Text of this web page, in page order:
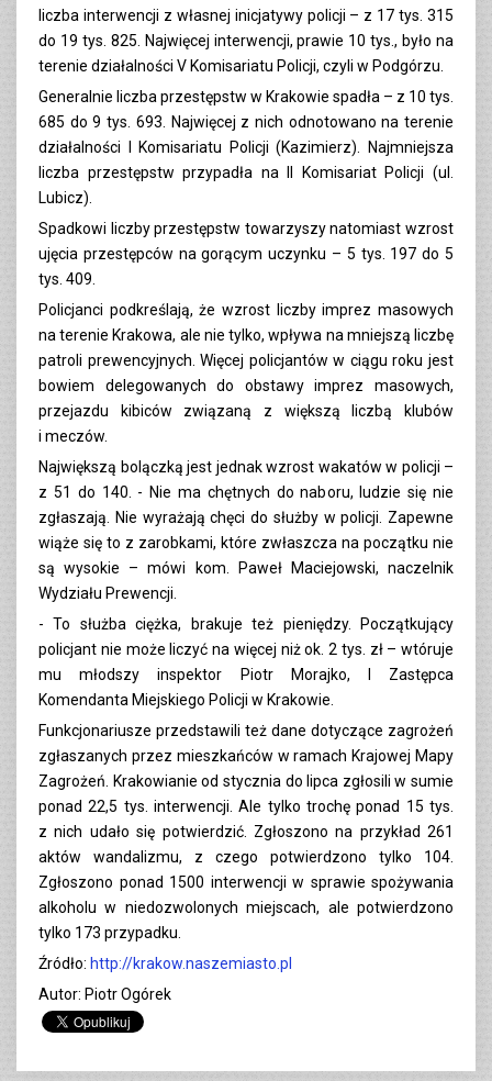
liczba interwencji z własnej inicjatywy policji – z 17 tys. 315
do 19 tys. 825. Najwięcej interwencji, prawie 10 tys., było na
terenie działalności V Komisariatu Policji, czyli w Podgórzu.
Generalnie liczba przestępstw w Krakowie spadła – z 10 tys.
685 do 9 tys. 693. Najwięcej z nich odnotowano na terenie
działalności I Komisariatu Policji (Kazimierz). Najmniejsza
liczba przestępstw przypadła na II Komisariat Policji (ul.
Lubicz).
Spadkowi liczby przestępstw towarzyszy natomiast wzrost
ujęcia przestępców na gorącym uczynku – 5 tys. 197 do 5
tys. 409.
Policjanci podkreślają, że wzrost liczby imprez masowych
na terenie Krakowa, ale nie tylko, wpływa na mniejszą liczbę
patroli prewencyjnych. Więcej policjantów w ciągu roku jest
bowiem delegowanych do obstawy imprez masowych,
przejazdu kibiców związaną z większą liczbą klubów
i meczów.
Największą bolączką jest jednak wzrost wakatów w policji –
z 51 do 140. - Nie ma chętnych do naboru, ludzie się nie
zgłaszają. Nie wyrażają chęci do służby w policji. Zapewne
wiąże się to z zarobkami, które zwłaszcza na początku nie
są wysokie – mówi kom. Paweł Maciejowski, naczelnik
Wydziału Prewencji.
- To służba ciężka, brakuje też pieniędzy. Początkujący
policjant nie może liczyć na więcej niż ok. 2 tys. zł – wtóruje
mu młodszy inspektor Piotr Morajko, I Zastępca
Komendanta Miejskiego Policji w Krakowie.
Funkcjonariusze przedstawili też dane dotyczące zagrożeń
zgłaszanych przez mieszkańców w ramach Krajowej Mapy
Zagrożeń. Krakowianie od stycznia do lipca zgłosili w sumie
ponad 22,5 tys. interwencji. Ale tylko trochę ponad 15 tys.
z nich udało się potwierdzić. Zgłoszono na przykład 261
aktów wandalizmu, z czego potwierdzono tylko 104.
Zgłoszono ponad 1500 interwencji w sprawie spożywania
alkoholu w niedozwolonych miejscach, ale potwierdzono
tylko 173 przypadku.
Źródło: http://krakow.naszemiasto.pl
Autor: Piotr Ogórek